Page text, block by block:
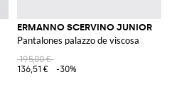
ERMANNO SCERVINO JUNIOR
Pantalones palazzo de viscosa
195,00 €
136,51 €
-30%